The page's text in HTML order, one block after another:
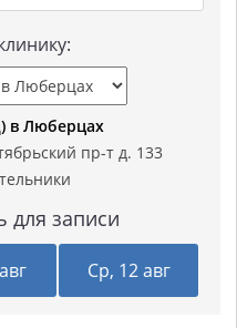
в Люберцах
пр-т д. 133
для записи
Ср, 12 авг